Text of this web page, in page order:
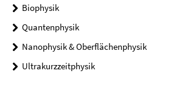
Biophysik
Quantenphysik
Nanophysik & Oberflächenphysik
Ultrakurzzeitphysik